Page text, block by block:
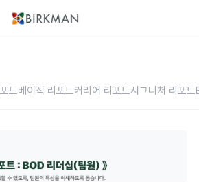
트베이직 리포트커리어 리포트시그니처 리포트